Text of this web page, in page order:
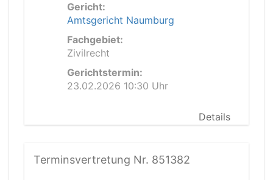
Gericht:
Amtsgericht Naumburg
Fachgebiet:
Zivilrecht
Gerichtstermin:
23.02.2026 10:30 Uhr
Details
Terminsvertretung Nr. 851382